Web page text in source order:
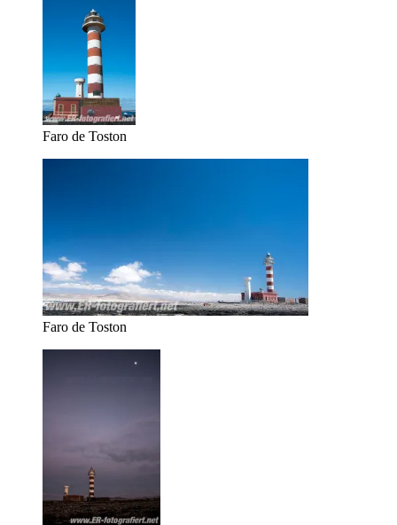
Faro de Toston
Faro de Toston